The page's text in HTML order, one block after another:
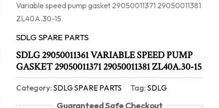
Variable speed pump gasket 29050011371 29050011381
ZL40A.30-15
SDLG SPARE PARTS
SDLG 29050011361 VARIABLE SPEED PUMP
GASKET 29050011371 29050011381 ZL40A.30-15
Category: SDLG SPARE PARTS Tag: SDLG
Guaranteed Safe Checkout